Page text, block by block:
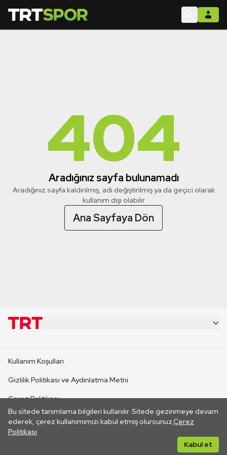
404
Aradığınız sayfa bulunamadı
Aradığınız sayfa kaldırılmış, adı değiştirilmiş ya da geçici olarak
kullanım dışı olabilir
Ana Sayfaya Dön
Bu sitede tanımlama bilgileri kullanılır. Sitede gezinmeye devam
ederek, çerez kullanımımızı kabul etmiş olursunuz.Çerez
Politikası
Kabul et
CANLI YAYINLAR
Kullanım Koşulları
Gizlilik Politikası ve Aydınlatma Metni
Çerez Politikası
İletişim
Her hakkı saklıdır. ©2026 TRT. Bağlantı yoluyla gidilen dış